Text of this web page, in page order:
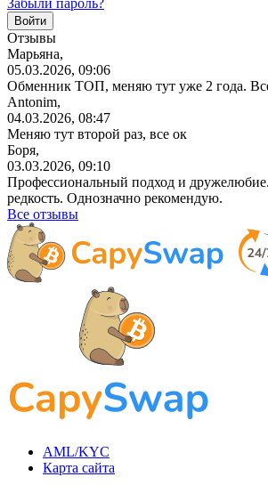
Отзывы
Марьяна,
05.03.2026, 09:06
Обменник ТОП, меняю тут уже 2 года.
Antonim,
04.03.2026, 08:47
Меняю тут второй раз, все ок
Боря,
03.03.2026, 09:10
Профессиональный подход и
редкость. Однозначно рекомендую.
Все отзывы
AML/KYC
Карта сайта